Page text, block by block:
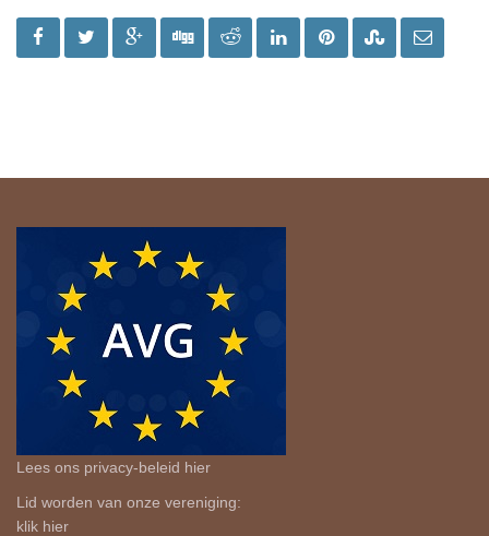
Lees ons privacy-beleid hier
Lid worden van onze vereniging:
klik hier